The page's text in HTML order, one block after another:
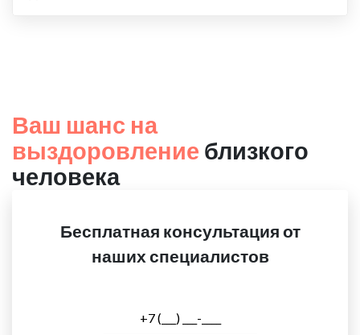
Ваш шанс на
выздоровление близкого
человека
Бесплатная консультация от
наших специалистов